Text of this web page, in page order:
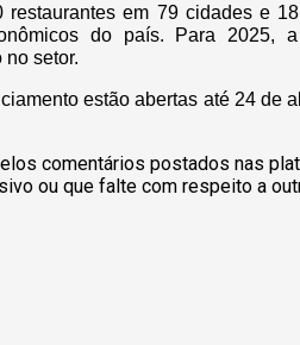
em 79 cidades e
do país. Para 2025,
setor.
estão abertas até 24 de
comentários postados nas
ou que falte com respeito a